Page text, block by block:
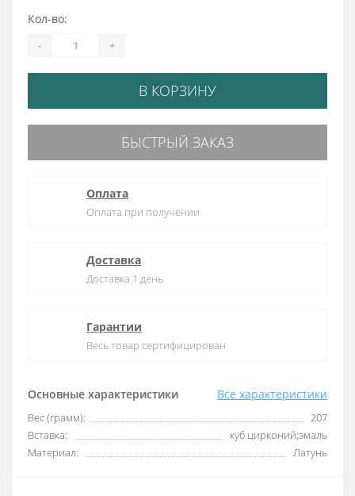
Основные характеристики Все характеристики
Вес (грамм):
207
Вставка:
куб цирконий;эмаль
Материал:
Латунь
Кол-во:
- +
В КОРЗИНУ
БЫСТРЫЙ ЗАКАЗ
Оплата
Оплата при получении
Доставка
Доставка 1 день
Гарантии
Весь товар сертифицирован